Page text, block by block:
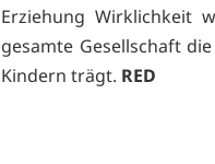
Erziehung Wirklichkeit
gesamte Gesellschaft
Kindern trägt. RED